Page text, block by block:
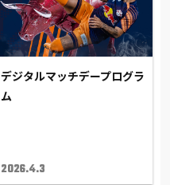
デジタルマッチデープログラ
ム
2026.4.3